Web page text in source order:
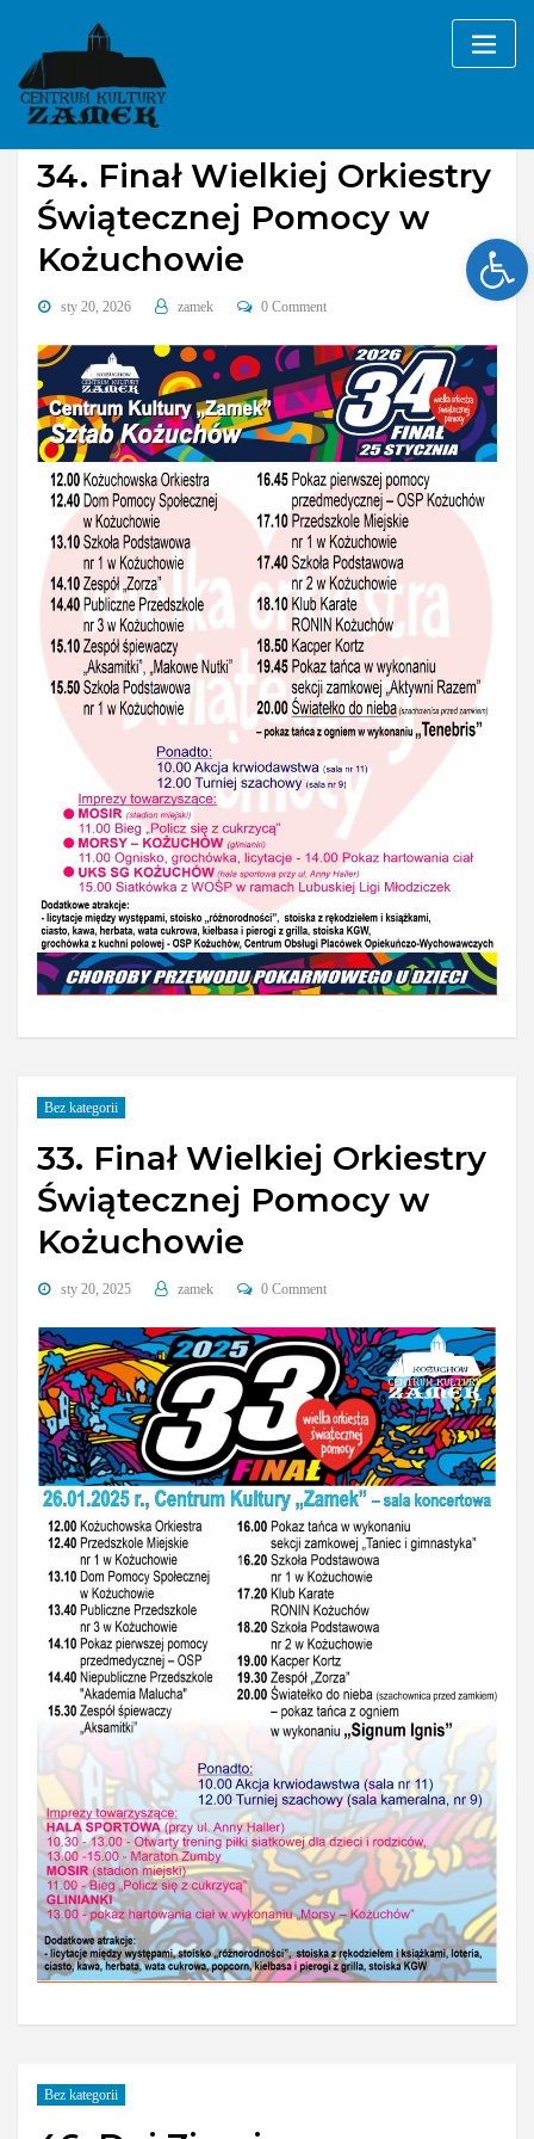
content
Bez kategorii
34. Finał Wielkiej Orkiestry
Świątecznej Pomocy w
Kożuchowie
sty 20, 2026 zamek 0 Comment
Bez kategorii
33. Finał Wielkiej Orkiestry
Świątecznej Pomocy w
Kożuchowie
sty 20, 2025 zamek 0 Comment
Bez kategorii